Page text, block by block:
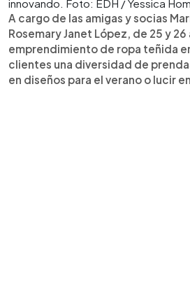
innovando. Foto: EDH / Yessica
A cargo de las amigas y socias
Rosemary Janet López, de 25 y
emprendimiento de ropa teñida
clientes una diversidad de
en diseños para el verano o lucir